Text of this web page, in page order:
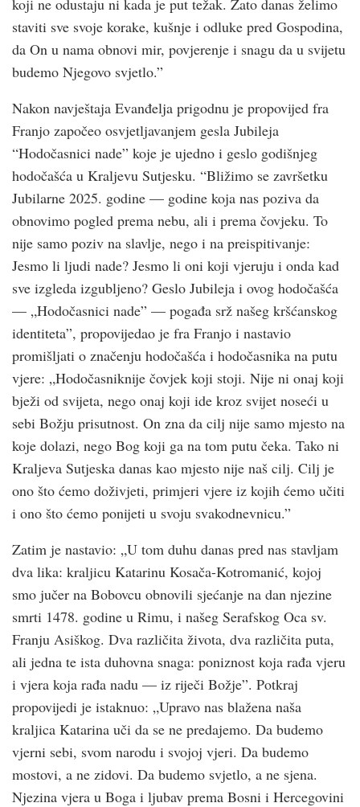
koji ne odustaju ni kada je put težak. Zato danas želimo
staviti sve svoje korake, kušnje i odluke pred Gospodina,
da On u nama obnovi mir, povjerenje i snagu da u svijetu
budemo Njegovo svjetlo.”
Nakon navještaja Evanđelja prigodnu je propovijed fra
Franjo započeo osvjetljavanjem gesla Jubileja
“Hodočasnici nade” koje je ujedno i geslo godišnjeg
hodočašća u Kraljevu Sutjesku. “Bližimo se završetku
Jubilarne 2025. godine — godine koja nas poziva da
obnovimo pogled prema nebu, ali i prema čovjeku. To
nije samo poziv na slavlje, nego i na preispitivanje:
Jesmo li ljudi nade? Jesmo li oni koji vjeruju i onda kad
sve izgleda izgubljeno? Geslo Jubileja i ovog hodočašća
— „Hodočasnici nade” — pogađa srž našeg kršćanskog
identiteta”, propovijedao je fra Franjo i nastavio
promišljati o značenju hodočašća i hodočasnika na putu
vjere: „Hodočasniknije čovjek koji stoji. Nije ni onaj koji
bježi od svijeta, nego onaj koji ide kroz svijet noseći u
sebi Božju prisutnost. On zna da cilj nije samo mjesto na
koje dolazi, nego Bog koji ga na tom putu čeka. Tako ni
Kraljeva Sutjeska danas kao mjesto nije naš cilj. Cilj je
ono što ćemo doživjeti, primjeri vjere iz kojih ćemo učiti
i ono što ćemo ponijeti u svoju svakodnevnicu.”
Zatim je nastavio: „U tom duhu danas pred nas stavljam
dva lika: kraljicu Katarinu Kosača-Kotromanić, kojoj
smo jučer na Bobovcu obnovili sjećanje na dan njezine
smrti 1478. godine u Rimu, i našeg Serafskog Oca sv.
Franju Asiškog. Dva različita života, dva različita puta,
ali jedna te ista duhovna snaga: poniznost koja rađa vjeru
i vjera koja rađa nadu — iz riječi Božje”. Potkraj
propovijedi je istaknuo: „Upravo nas blažena naša
kraljica Katarina uči da se ne predajemo. Da budemo
vjerni sebi, svom narodu i svojoj vjeri. Da budemo
mostovi, a ne zidovi. Da budemo svjetlo, a ne sjena.
Njezina vjera u Boga i ljubav prema Bosni i Hercegovini